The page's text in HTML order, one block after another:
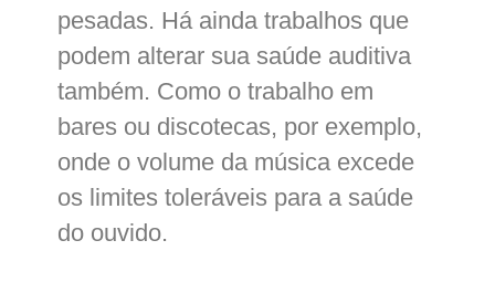
pesadas. Há ainda trabalhos que
podem alterar sua saúde auditiva
também. Como o trabalho em
bares ou discotecas, por exemplo,
onde o volume da música excede
os limites toleráveis para a saúde
do ouvido.